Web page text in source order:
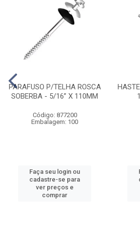
PARAFUSO P/TELHA ROSCA
SOBERBA - 5/16” X 110MM
Código: 877200
Embalagem: 100
Faça seu login ou
cadastre-se para
ver preços e
comprar